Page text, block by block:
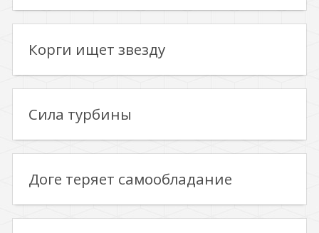
Корги ищет звезду
Сила турбины
Доге теряет самообладание